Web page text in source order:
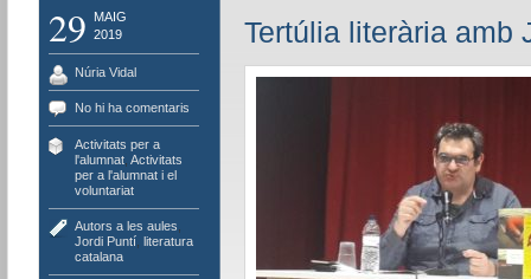
29
MAIG
2019
Núria Vidal
No hi ha comentaris
Activitats per a
l'alumnat, Activitats
per a l'alumnat i el
voluntariat
Autors a les aules
Jordi Puntí, literatura
catalana
Tertúlia literària amb